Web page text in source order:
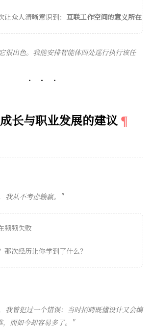
众人清晰意识到： 互联工作空间的意义所在
很出色。我能安排智能体四处巡行执行该任
长与职业发展的建议
我从不考虑输赢。"
频频失败
那次经历让你学到了什么？
我曾犯过一个错误：当时招聘既懂设计又会编
，而如今却容易多了。"